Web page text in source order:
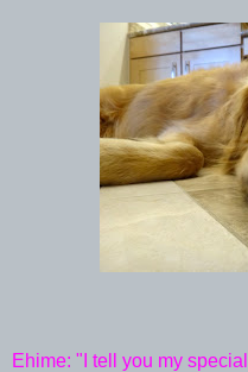
Ehime: "I tell you my